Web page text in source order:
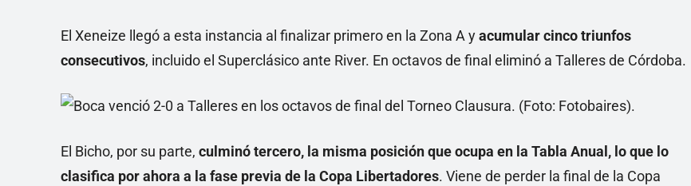
El Xeneize llegó a esta instancia al finalizar primero en la Zona A yacumular cinco triunfos
consecutivos, incluido el Superclásico ante River. En octavos de final eliminó a Talleres de Córdoba.
El Bicho, por su parte, culminó tercero, la misma posición que ocupa en la Tabla Anual, lo que lo
clasifica por ahora a la fase previa de la Copa Libertadores. Viene de perder la final de la Copa